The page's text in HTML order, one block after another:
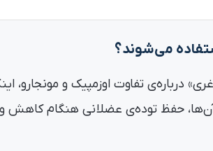
می‌شوند؟
«آمپول لاغری» درباره‌ی تفاوت اوزمپیک و
حفظ توده‌ی عضلانی هنگام کاهش